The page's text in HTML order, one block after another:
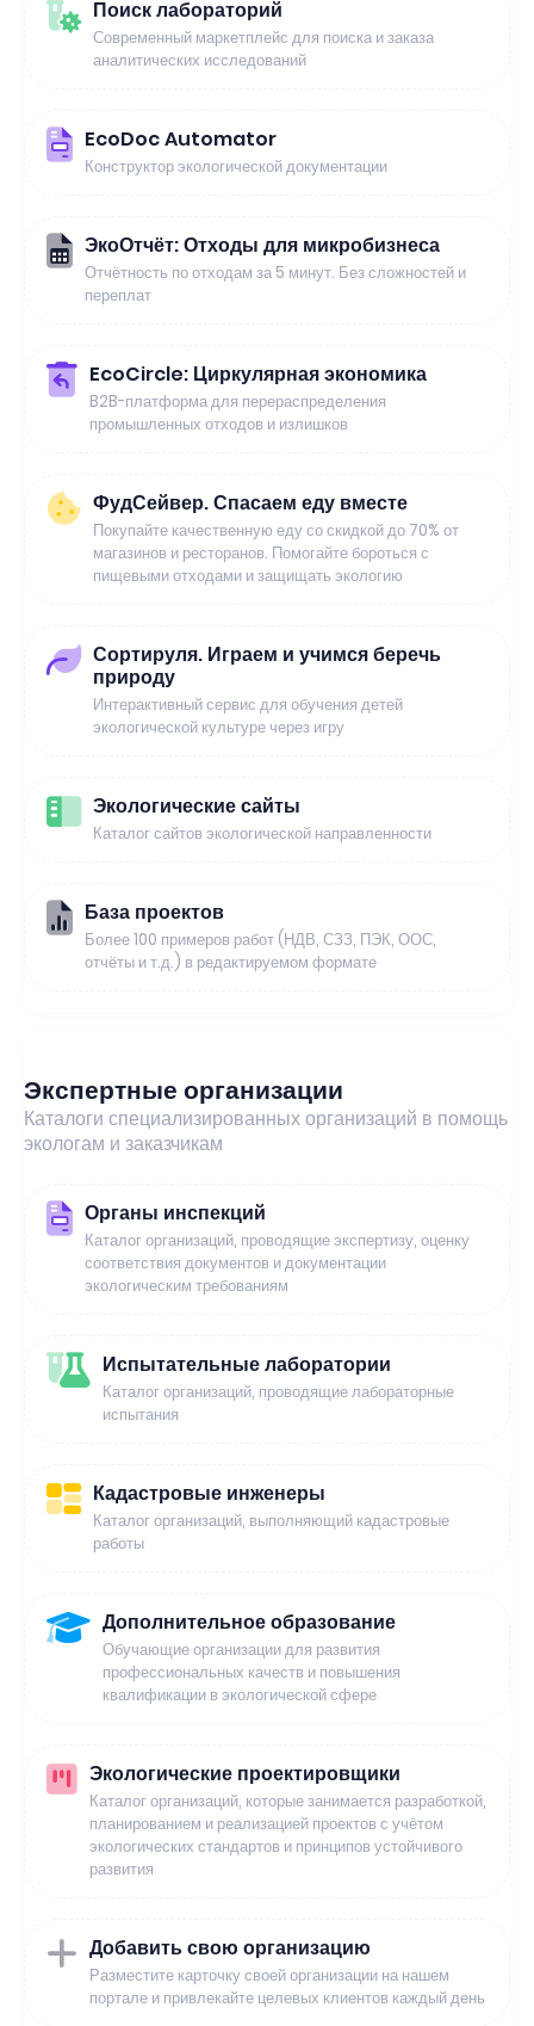
Поиск лабораторий
Современный маркетплейс для поиска и заказа
аналитических исследований
EcoDoc Automator
Конструктор экологической документации
ЭкоОтчёт: Отходы для микробизнеса
Отчётность по отходам за 5 минут. Без сложностей и
переплат
EcoCircle: Циркулярная экономика
B2B-платформа для перераспределения
промышленных отходов и излишков
ФудСейвер. Спасаем еду вместе
Покупайте качественную еду со скидкой до 70% от
магазинов и ресторанов. Помогайте бороться с
пищевыми отходами и защищать экологию
Сортируля. Играем и учимся беречь
природу
Интерактивный сервис для обучения детей
экологической культуре через игру
Экологические сайты
Каталог сайтов экологической направленности
База проектов
Более 100 примеров работ (НДВ, СЗЗ, ПЭК, ООС,
отчёты и т.д.) в редактируемом формате
Экспертные организации
Каталоги специализированных организаций в помощь
экологам и заказчикам
Органы инспекций
Каталог организаций, проводящие экспертизу, оценку
соответствия документов и документации
экологическим требованиям
Испытательные лаборатории
Каталог организаций, проводящие лабораторные
испытания
Кадастровые инженеры
Каталог организаций, выполняющий кадастровые
работы
Дополнительное образование
Обучающие организации для развития
профессиональных качеств и повышения
квалификации в экологической сфере
Экологические проектировщики
Каталог организаций, которые занимается разработкой,
планированием и реализацией проектов с учётом
экологических стандартов и принципов устойчивого
развития
Добавить свою организацию
Разместите карточку своей организации на нашем
портале и привлекайте целевых клиентов каждый день